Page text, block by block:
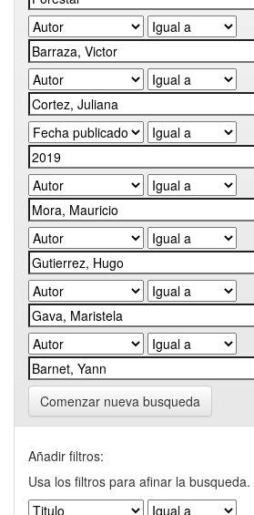
Comenzar nueva busqueda
Añadir filtros:
Usa los filtros para afinar la busqueda.